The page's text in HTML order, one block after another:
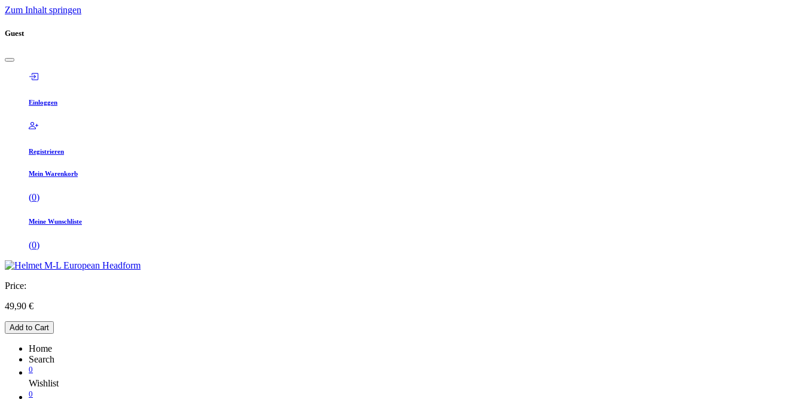
Zum Inhalt springen
Guest
Einloggen
Registrieren
Mein Warenkorb
(0)
Meine Wunschliste
(0)
Price:
49,90 €
Add to Cart
Home
Search
0
Wishlist
0